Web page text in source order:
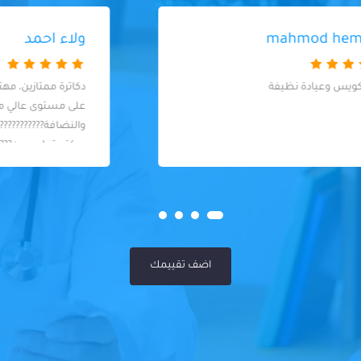
ولاء احمد
دكاترة ممتازين، مهتمين بالتعقيم والشغل
اضف تقييمك